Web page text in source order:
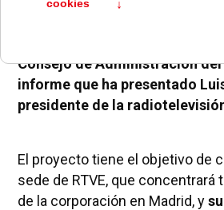
Consejo de Administración
informe que ha presentado
presidente de la
El proyecto tiene el objetivo de
sede de RTVE, que
de la corporación en Madrid, y